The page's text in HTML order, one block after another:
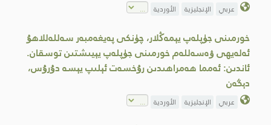
عربي الإنجليزية الأوردية
خورمىنى جۈپلەپ يېمەڭلار، چۈنكى پەيغەمبەر سەللەللاھۇ
ئەلەيھى ۋەسەللەم خورمىنى جۈپلەپ يېيىشتىن توسقان.
ئاندىن: ئەمما ھەمراھىدىن رۇخسەت ئېلىپ يېسە دۇرۇس،
دېگەن
عربي الإنجليزية الأوردية